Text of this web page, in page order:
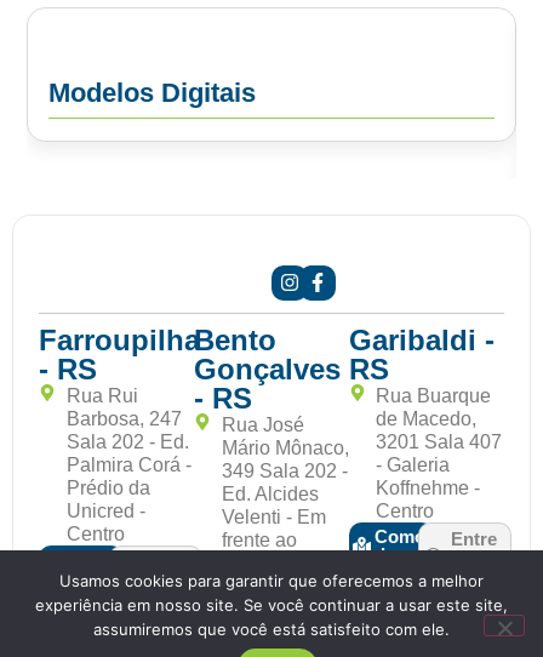
Modelos Digitais
Farroupilha
- RS
Rua Rui
Barbosa, 247
Sala 202 - Ed.
Palmira Corá -
Prédio da
Unicred -
Centro
chegar
em
contato
Bento
Gonçalves
- RS
Rua José
Mário Mônaco,
349 Sala 202 -
Ed. Alcides
Velenti - Em
frente ao
Centro.
Como
chegar
Entre
em
contato
Garibaldi -
RS
Rua Buarque
de Macedo,
3201 Sala 407
- Galeria
Koffnehme -
Centro
Como
chegar
Entre
em
contato
Usamos cookies para garantir que oferecemos a melhor
experiência em nosso site. Se você continuar a usar este site,
assumiremos que você está satisfeito com ele.